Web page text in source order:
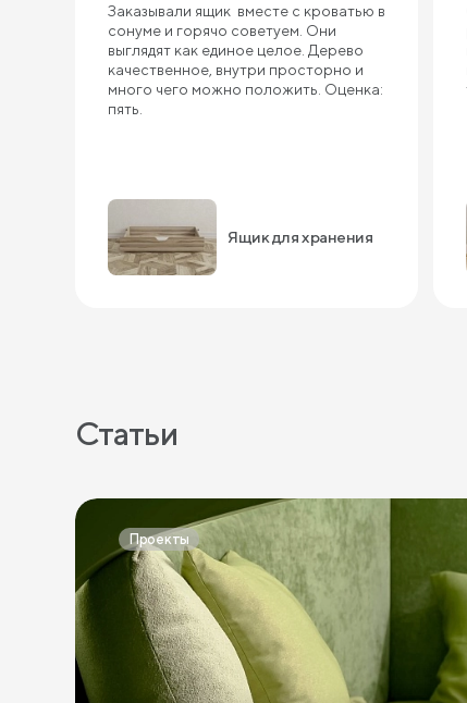
Заказывали ящик вместе с кроватью в
сонуме и горячо советуем. Они
выглядят как единое целое. Дерево
качественное, внутри просторно и
много чего можно положить. Оценка:
пять.
Ящик для хранения
Статьи
Проекты